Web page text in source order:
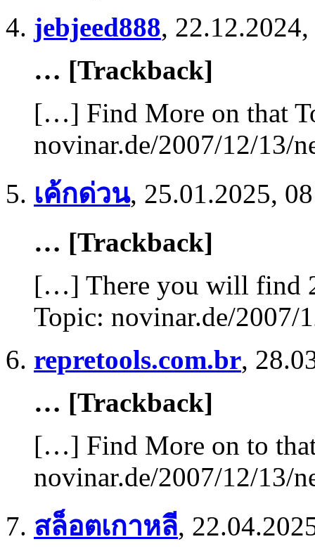
jebjeed888,
… [Trackback]
[…] Find More on that
novinar.de/2007/12/13/
เค้กด่วน, 25.01.2025,
… [Trackback]
[…] There you will find
Topic: novinar.de/
repretools.com.br,
… [Trackback]
[…] Find More on to
novinar.de/2007/12/13/
สล็อตเกาหลี,